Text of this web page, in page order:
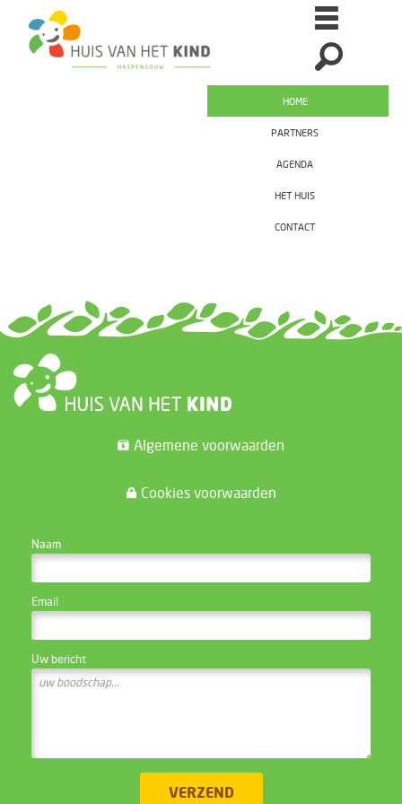
HOME
PARTNERS
AGENDA
HET HUIS
CONTACT
Algemene voorwaarden
Cookies voorwaarden
Naam
Email
Uw bericht
VERZEND